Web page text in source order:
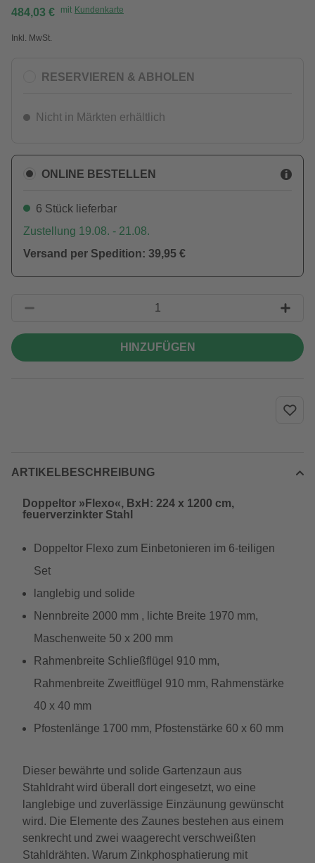
484,03 € mit Kundenkarte
Inkl. MwSt.
RESERVIEREN & ABHOLEN
Nicht in Märkten erhältlich
ONLINE BESTELLEN
6 Stück lieferbar
Zustellung 19.08. - 21.08.
Versand per Spedition: 39,95 €
HINZUFÜGEN
ARTIKELBESCHREIBUNG
Doppeltor »Flexo«, BxH: 224 x 1200 cm,
feuerverzinkter Stahl
Doppeltor Flexo zum Einbetonieren im 6-teiligen
Set
langlebig und solide
Nennbreite 2000 mm , lichte Breite 1970 mm,
Maschenweite 50 x 200 mm
Rahmenbreite Schließflügel 910 mm,
Rahmenbreite Zweitflügel 910 mm, Rahmenstärke
40 x 40 mm
Pfostenlänge 1700 mm, Pfostenstärke 60 x 60 mm
Dieser bewährte und solide Gartenzaun aus
Stahldraht wird überall dort eingesetzt, wo eine
langlebige und zuverlässige Einzäunung gewünscht
wird. Die Elemente des Zaunes bestehen aus einem
senkrecht und zwei waagerecht verschweißten
Stahldrähten. Warum Zinkphosphatierung mit